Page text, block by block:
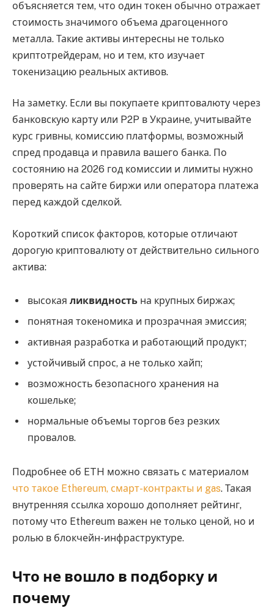
объясняется тем, что один токен обычно отражает
стоимость значимого объема драгоценного
металла. Такие активы интересны не только
криптотрейдерам, но и тем, кто изучает
токенизацию реальных активов.
На заметку. Если вы покупаете криптовалюту через
банковскую карту или P2P в Украине, учитывайте
курс гривны, комиссию платформы, возможный
спред продавца и правила вашего банка. По
состоянию на 2026 год комиссии и лимиты нужно
проверять на сайте биржи или оператора платежа
перед каждой сделкой.
Короткий список факторов, которые отличают
дорогую криптовалюту от действительно сильного
актива:
высокая ликвидность на крупных биржах;
понятная токеномика и прозрачная эмиссия;
активная разработка и работающий продукт;
устойчивый спрос, а не только хайп;
возможность безопасного хранения на
кошельке;
нормальные объемы торгов без резких
провалов.
Подробнее об ETH можно связать с материалом
что такое Ethereum, смарт-контракты и gas. Такая
внутренняя ссылка хорошо дополняет рейтинг,
потому что Ethereum важен не только ценой, но и
ролью в блокчейн-инфраструктуре.
Что не вошло в подборку и
почему